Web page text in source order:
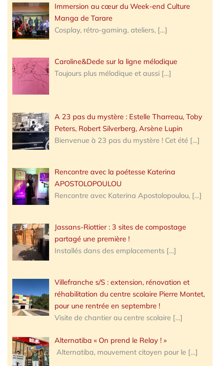
Immersion au cœur du Week-end Culture
Manga de Tarare
Cosplay, rétro-gaming, ateliers, […]
Caroline&Dede sur la ligne mélodique
Toujours plus mélodique et aussi […]
A 23 pas du mystère : Estelle Tharreau, Toby
Peters, Robert Silverberg, Arsène Lupin
Bienvenue à 23 pas du mystère ! Cet été […]
Rencontre avec la poétesse Katerina
APOSTOLOPOULOU
Rencontre avec Katerina Apostolopoulou, […]
Jassans-Riottier : 3 sites de compostage
partagé une première !
Installés dans des emplacements […]
Villefranche s/S : extension, rénovation et
réhabilitation du centre scolaire Pierre Montet,
pour une rentrée en septembre !
Visite de chantier au centre scolaire […]
Alternatiba « On prend le Relay ! »
Alternatiba, mouvement citoyen pour le […]